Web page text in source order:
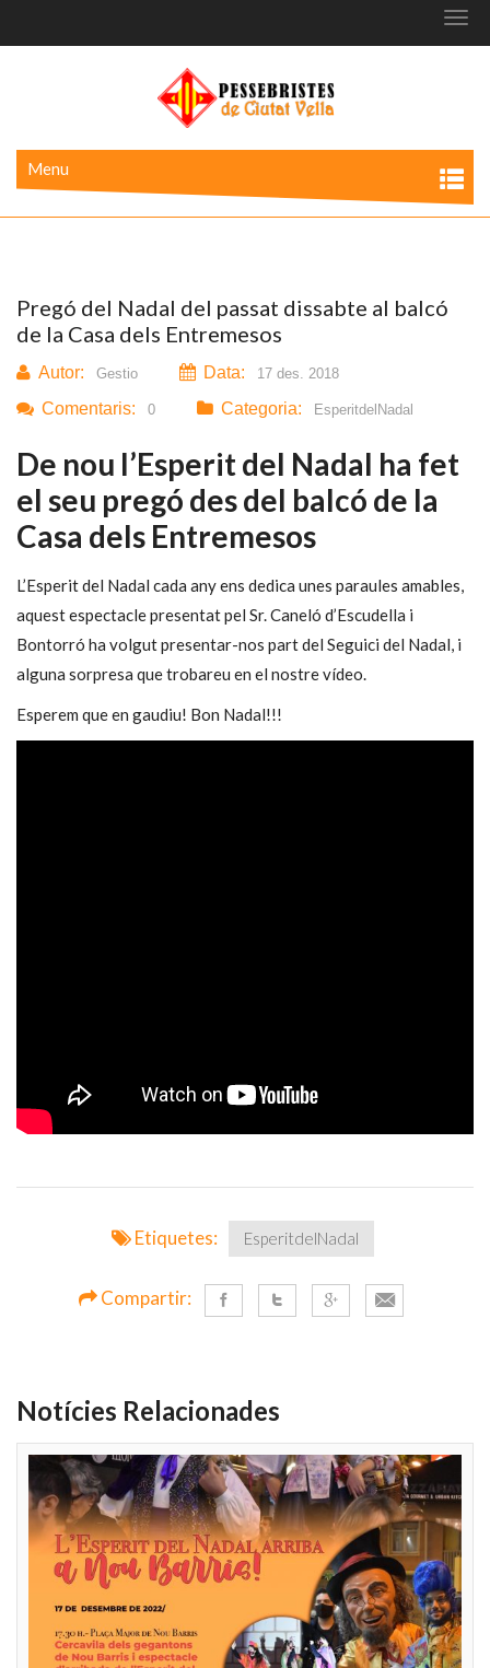
Menu
Pregó del Nadal del passat dissabte al balcó
de la Casa dels Entremesos
Autor: Gestio Data: 17 des. 2018
Comentaris: 0 Categoria: EsperitdelNadal
De nou l’Esperit del Nadal ha fet
el seu pregó des del balcó de la
Casa dels Entremesos
L’Esperit del Nadal cada any ens dedica unes paraules amables,
aquest espectacle presentat pel Sr. Caneló d’Escudella i
Bontorró ha volgut presentar-nos part del Seguici del Nadal, i
alguna sorpresa que trobareu en el nostre vídeo.
Esperem que en gaudiu! Bon Nadal!!!
Etiquetes: EsperitdelNadal
Compartir:
Notícies Relacionades